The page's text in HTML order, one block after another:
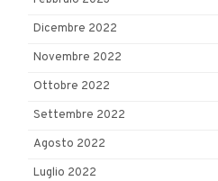
Dicembre 2022
Novembre 2022
Ottobre 2022
Settembre 2022
Agosto 2022
Luglio 2022